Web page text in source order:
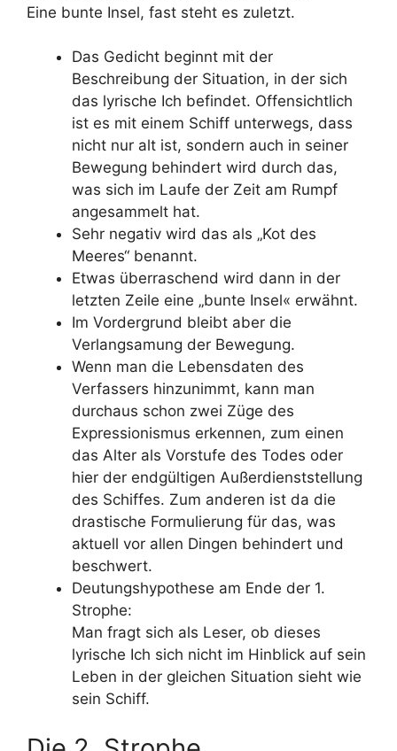
Eine bunte Insel, fast steht es zuletzt.
Das Gedicht beginnt mit der
Beschreibung der Situation, in der sich
das lyrische Ich befindet. Offensichtlich
ist es mit einem Schiff unterwegs, dass
nicht nur alt ist, sondern auch in seiner
Bewegung behindert wird durch das,
was sich im Laufe der Zeit am Rumpf
angesammelt hat.
Sehr negativ wird das als „Kot des
Meeres“ benannt.
Etwas überraschend wird dann in der
letzten Zeile eine „bunte Insel« erwähnt.
Im Vordergrund bleibt aber die
Verlangsamung der Bewegung.
Wenn man die Lebensdaten des
Verfassers hinzunimmt, kann man
durchaus schon zwei Züge des
Expressionismus erkennen, zum einen
das Alter als Vorstufe des Todes oder
hier der endgültigen Außerdienststellung
des Schiffes. Zum anderen ist da die
drastische Formulierung für das, was
aktuell vor allen Dingen behindert und
beschwert.
Deutungshypothese am Ende der 1.
Strophe:
Man fragt sich als Leser, ob dieses
lyrische Ich sich nicht im Hinblick auf sein
Leben in der gleichen Situation sieht wie
sein Schiff.